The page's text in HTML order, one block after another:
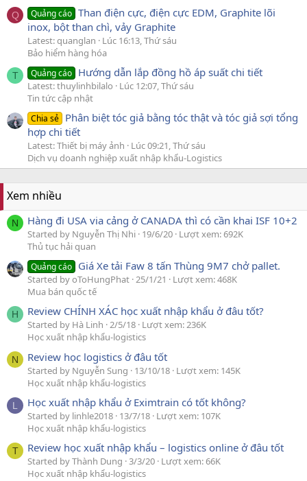
Q Quảng cáo Than điện cực, điện cực EDM, Graphite lõi
inox, bột than chì, vảy Graphite
Latest: quanglan
Lúc 16:13, Thứ sáu
Bảo hiểm hàng hóa
T Quảng cáo Hướng dẫn lắp đồng hồ áp suất chi tiết
Latest: thuylinhbilalo
Lúc 12:07, Thứ sáu
Tin tức cập nhật
Chia sẻ Phân biệt tóc giả bằng tóc thật và tóc giả sợi tổng
hợp chi tiết
Latest: Thiết bị máy ảnh
Lúc 09:21, Thứ sáu
Dịch vụ doanh nghiệp xuất nhập khẩu-Logistics
Xem nhiều
N Hàng đi USA via cảng ở CANADA thì có cần khai ISF 10+2
Started by Nguyễn Thị Nhi 19/6/20 Lượt xem: 692K
Thủ tục hải quan
Quảng cáo Giá Xe tải Faw 8 tấn Thùng 9M7 chở pallet.
Started by oToHungPhat 25/1/21
Lượt xem: 468K
Mua bán quốc tế
H Review CHÍNH XÁC học xuất nhập khẩu ở đâu tốt?
Started by Hà Linh 2/5/18 Lượt xem: 236K
Học xuất nhập khẩu-logistics
N Review học logistics ở đâu tốt
Started by Nguyễn Sung 13/10/18 Lượt xem: 145K
Học xuất nhập khẩu-logistics
L Học xuất nhập khẩu ở Eximtrain có tốt không?
Started by linhle2018 13/7/18 Lượt xem: 107K
Học xuất nhập khẩu-logistics
T Review học xuất nhập khẩu – logistics online ở đâu tốt
Started by Thành Dung 3/3/20 Lượt xem: 66K
Học xuất nhập khẩu-logistics